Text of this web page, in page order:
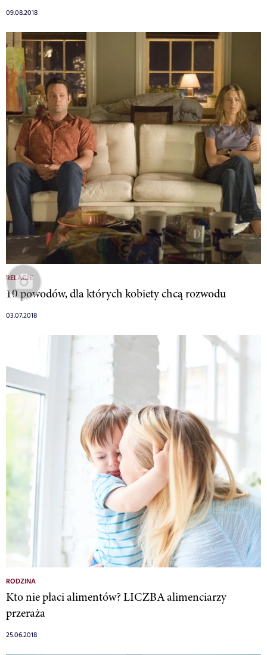
09.08.2018
RELACJE
10 powodów, dla których kobiety chcą rozwodu
03.07.2018
RODZINA
Kto nie płaci alimentów? LICZBA alimenciarzy
przeraża
25.06.2018